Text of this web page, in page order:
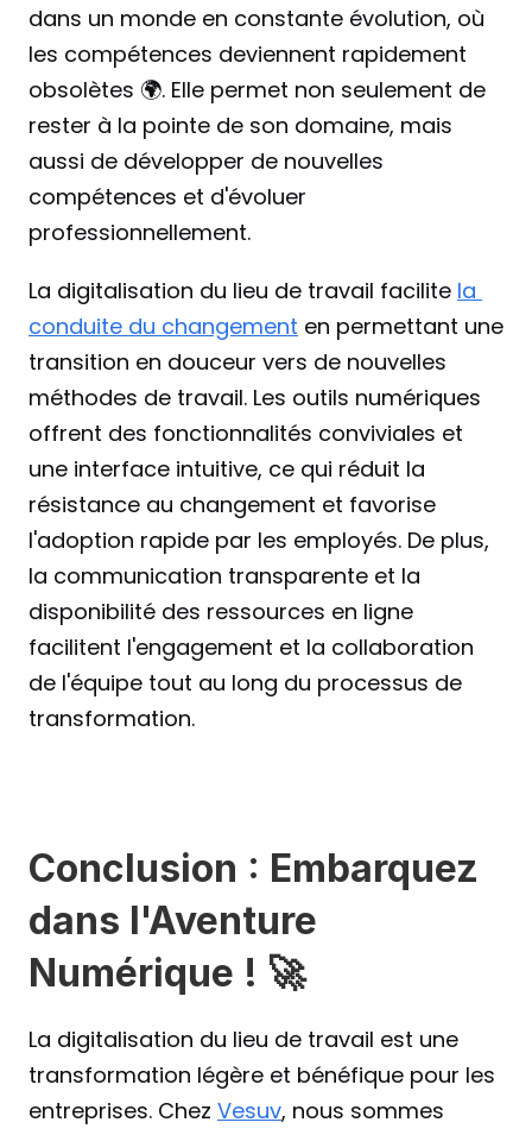
dans un monde en constante évolution, où
les compétences deviennent rapidement
obsolètes 🌍. Elle permet non seulement de
rester à la pointe de son domaine, mais
aussi de développer de nouvelles
compétences et d'évoluer
professionnellement.
La digitalisation du lieu de travail facilite la
conduite du changement en permettant une
transition en douceur vers de nouvelles
méthodes de travail. Les outils numériques
offrent des fonctionnalités conviviales et
une interface intuitive, ce qui réduit la
résistance au changement et favorise
l'adoption rapide par les employés. De plus,
la communication transparente et la
disponibilité des ressources en ligne
facilitent l'engagement et la collaboration
de l'équipe tout au long du processus de
transformation.
Conclusion : Embarquez
dans l'Aventure
Numérique ! 🚀
La digitalisation du lieu de travail est une
transformation légère et bénéfique pour les
entreprises. Chez Vesuv, nous sommes